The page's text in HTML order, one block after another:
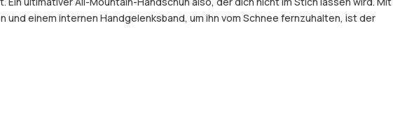
einem internen Handgelenksband, um ihn vom Schnee fernzuhalten, ist der